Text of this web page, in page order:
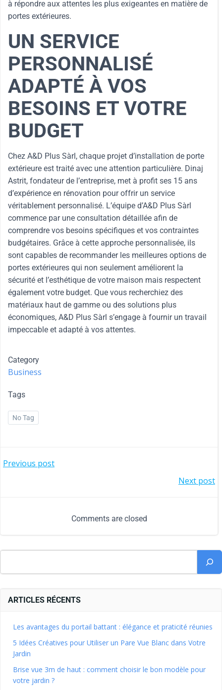
à répondre aux attentes les plus exigeantes en matière de
portes extérieures.
UN SERVICE
PERSONNALISÉ
ADAPTÉ À VOS
BESOINS ET VOTRE
BUDGET
Chez A&D Plus Sàrl, chaque projet d’installation de porte
extérieure est traité avec une attention particulière. Dinaj
Astrit, fondateur de l’entreprise, met à profit ses 15 ans
d’expérience en rénovation pour offrir un service
véritablement personnalisé. L’équipe d’A&D Plus Sàrl
commence par une consultation détaillée afin de
comprendre vos besoins spécifiques et vos contraintes
budgétaires. Grâce à cette approche personnalisée, ils
sont capables de recommander les meilleures options de
portes extérieures qui non seulement améliorent la
sécurité et l’esthétique de votre maison mais respectent
également votre budget. Que vous recherchiez des
matériaux haut de gamme ou des solutions plus
économiques, A&D Plus Sàrl s’engage à fournir un travail
impeccable et adapté à vos attentes.
Category
Business
Tags
No Tag
Previous post
Next post
Comments are closed
ARTICLES RÉCENTS
Les avantages du portail battant : élégance et praticité réunies
5 Idées Créatives pour Utiliser un Pare Vue Blanc dans Votre
Jardin
Brise vue 3m de haut : comment choisir le bon modèle pour
votre jardin ?